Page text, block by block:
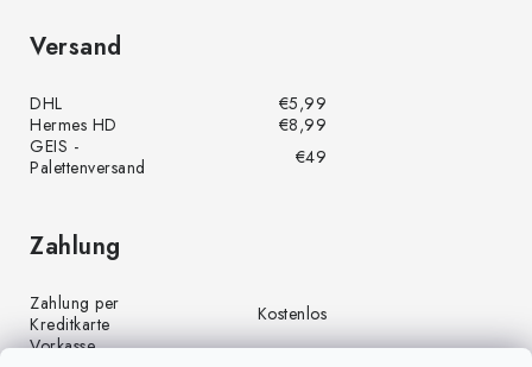
Versand
DHL
€5,99
Hermes HD
€8,99
GEIS -
Palettenversand
€49
Zahlung
Zahlung per
Kreditkarte
Kostenlos
Vorkasse